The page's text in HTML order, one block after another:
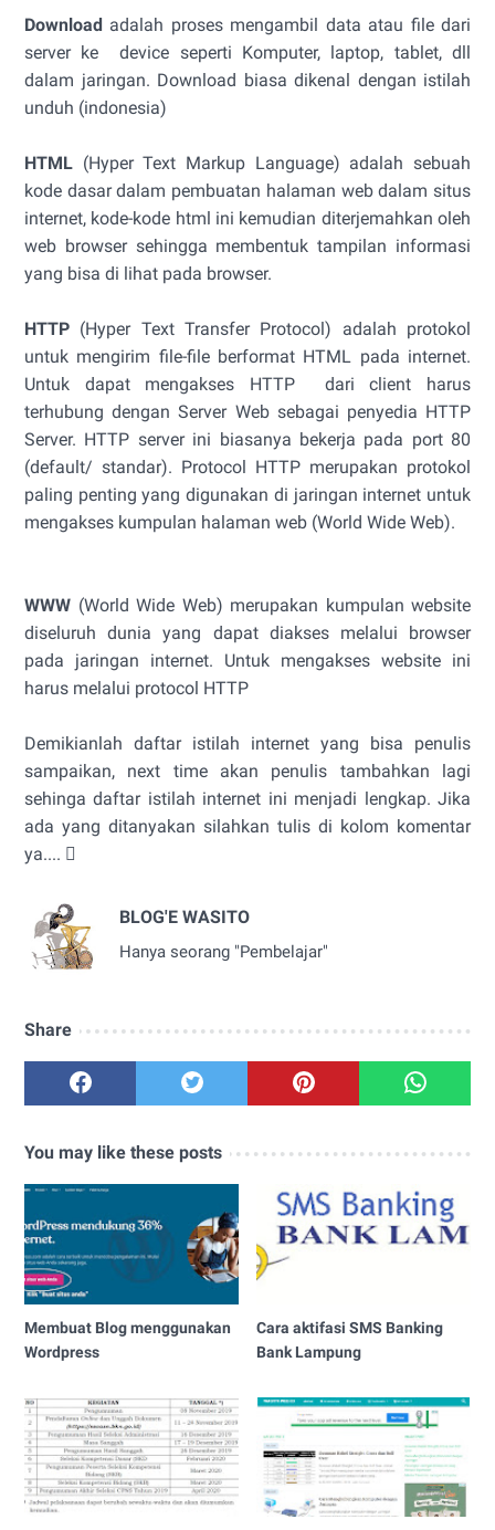
Download adalah proses mengambil data atau file dari
server ke device seperti Komputer, laptop, tablet, dll
dalam jaringan. Download biasa dikenal dengan istilah
unduh (indonesia)
HTML (Hyper Text Markup Language) adalah sebuah
kode dasar dalam pembuatan halaman web dalam situs
internet, kode-kode html ini kemudian diterjemahkan oleh
web browser sehingga membentuk tampilan informasi
yang bisa di lihat pada browser.
HTTP (Hyper Text Transfer Protocol) adalah protokol
untuk mengirim file-file berformat HTML pada internet.
Untuk dapat mengakses HTTP dari client harus
terhubung dengan Server Web sebagai penyedia HTTP
Server. HTTP server ini biasanya bekerja pada port 80
(default/ standar). Protocol HTTP merupakan protokol
paling penting yang digunakan di jaringan internet untuk
mengakses kumpulan halaman web (World Wide Web).
WWW (World Wide Web) merupakan kumpulan website
diseluruh dunia yang dapat diakses melalui browser
pada jaringan internet. Untuk mengakses website ini
harus melalui protocol HTTP
Demikianlah daftar istilah internet yang bisa penulis
sampaikan, next time akan penulis tambahkan lagi
sehinga daftar istilah internet ini menjadi lengkap. Jika
ada yang ditanyakan silahkan tulis di kolom komentar
ya.... 
BLOG'E WASITO
Hanya seorang "Pembelajar"
Share
You may like these posts
Membuat Blog menggunakan
Wordpress
Cara aktifasi SMS Banking
Bank Lampung